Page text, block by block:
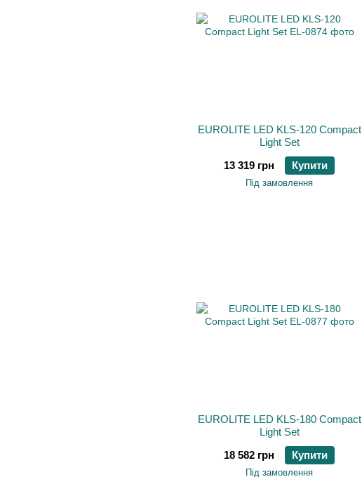
EUROLITE LED KLS-120 Compact
Light Set
13 319 грн
Купити
Під замовлення
EUROLITE LED KLS-180 Compact
Light Set
18 582 грн
Купити
Під замовлення